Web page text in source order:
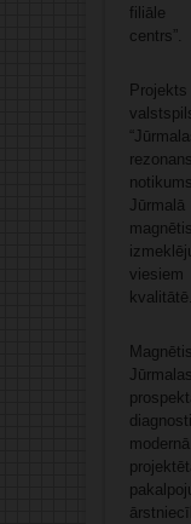
filiāle
centrs”.
viesiem
kvalitātē.